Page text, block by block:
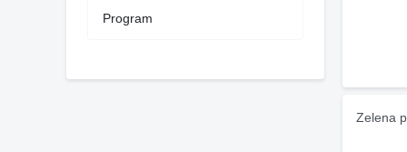
Program
Zelena